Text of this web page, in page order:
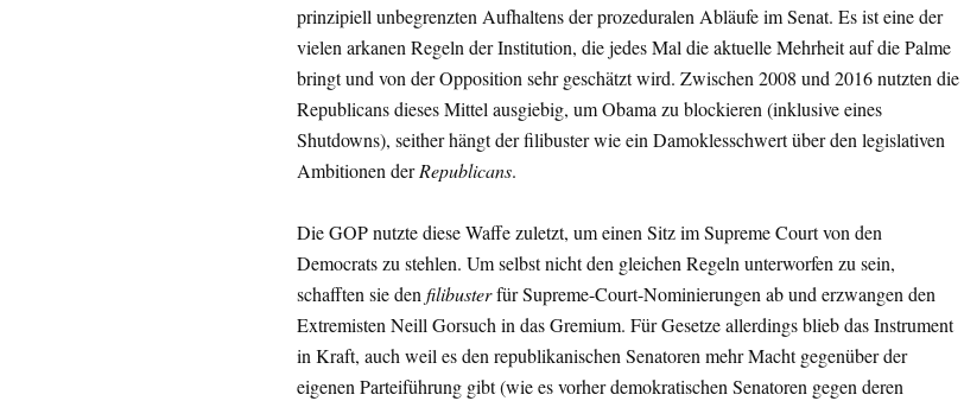
prinzipiell unbegrenzten Aufhaltens der prozeduralen Abläufe im Senat. Es ist eine der
vielen arkanen Regeln der Institution, die jedes Mal die aktuelle Mehrheit auf die Palme
bringt und von der Opposition sehr geschätzt wird. Zwischen 2008 und 2016 nutzten die
Republicans dieses Mittel ausgiebig, um Obama zu blockieren (inklusive eines
Shutdowns), seither hängt der filibuster wie ein Damoklesschwert über den legislativen
Ambitionen derRepublicans.
Die GOP nutzte diese Waffe zuletzt, um einen Sitz im Supreme Court von den
Democrats zu stehlen. Um selbst nicht den gleichen Regeln unterworfen zu sein,
schafften sie denfilibusterfür Supreme-Court-Nominierungen ab und erzwangen den
Extremisten Neill Gorsuch in das Gremium. Für Gesetze allerdings blieb das Instrument
in Kraft, auch weil es den republikanischen Senatoren mehr Macht gegenüber der
eigenen Parteiführung gibt (wie es vorher demokratischen Senatoren gegen deren